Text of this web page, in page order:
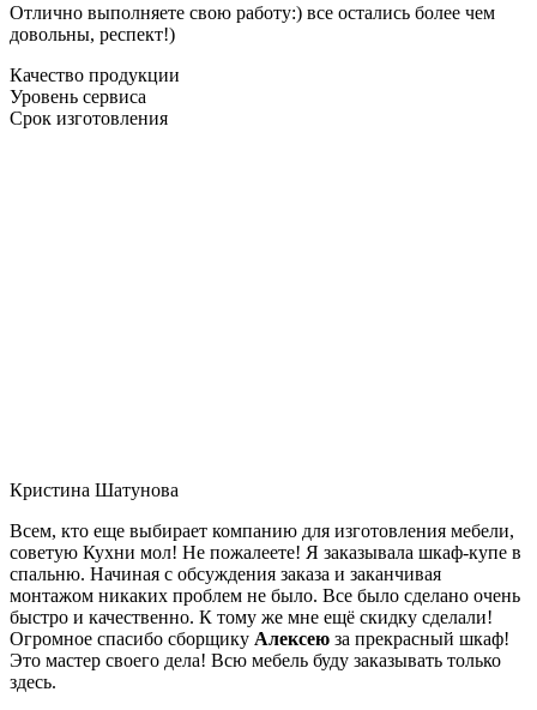
Отлично выполняете свою работу:) все остались более чем
довольны, респект!)
Качество продукции
Уровень сервиса
Срок изготовления
Кристина Шатунова
Всем, кто еще выбирает компанию для изготовления мебели,
советую Кухни мол! Не пожалеете! Я заказывала шкаф-купе в
спальню. Начиная с обсуждения заказа и заканчивая
монтажом никаких проблем не было. Все было сделано очень
быстро и качественно. К тому же мне ещё скидку сделали!
Огромное спасибо сборщику Алексею за прекрасный шкаф!
Это мастер своего дела! Всю мебель буду заказывать только
здесь.